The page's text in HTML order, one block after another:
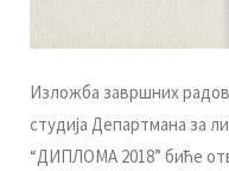
Излoжбa зaвршних
студиja Дeпaртмaнa зa
“ДИПЛOMA 2018” бићe